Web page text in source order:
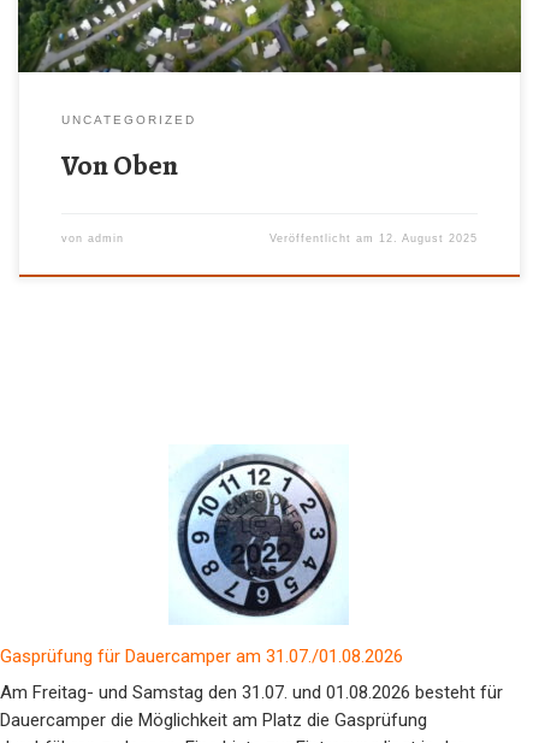
UNCATEGORIZED
Von Oben
von admin Veröffentlicht am 12. August 2025
Gasprüfung für Dauercamper am 31.07./01.08.2026
Am Freitag- und Samstag den 31.07. und 01.08.2026 besteht für
Dauercamper die Möglichkeit am Platz die Gasprüfung